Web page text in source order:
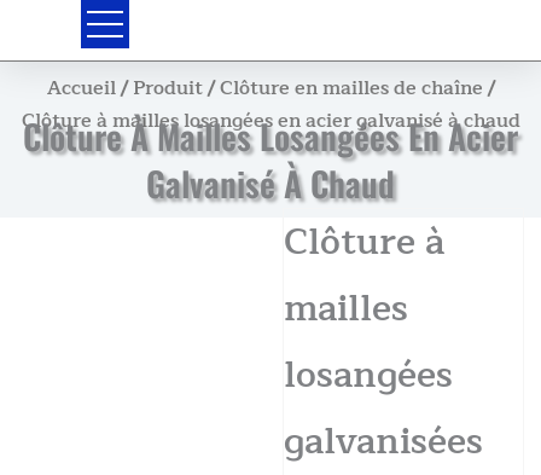
contentAccueil/Produit/Clôture en mailles de chaîne/
Clôture à mailles losangées en acier galvanisé à chaud
Clôture À Mailles Losangées En Acier
Galvanisé À Chaud
Clôture à
mailles
losangées
galvanisées